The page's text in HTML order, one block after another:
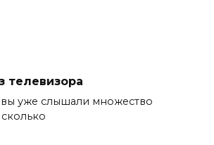
телевизора
уже слышали множество